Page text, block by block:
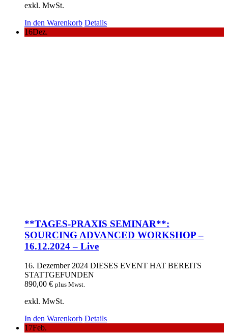
exkl. MwSt.
In den Warenkorb Details
16Dez.
**TAGES-PRAXIS SEMINAR**:
SOURCING ADVANCED WORKSHOP –
16.12.2024 – Live
16. Dezember 2024 DIESES EVENT HAT BEREITS
STATTGEFUNDEN
890,00 € plus Mwst.
exkl. MwSt.
In den Warenkorb Details
17Feb.